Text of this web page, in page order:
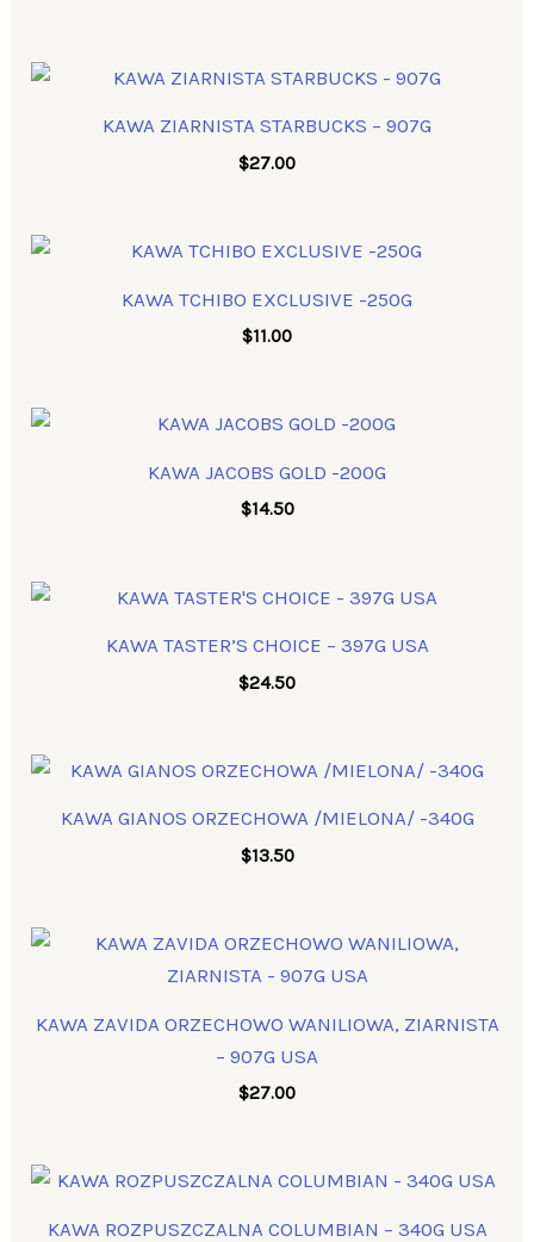
KAWA ZIARNISTA STARBUCKS – 907G
$27.00
KAWA TCHIBO EXCLUSIVE -250G
$11.00
KAWA JACOBS GOLD -200G
$14.50
KAWA TASTER’S CHOICE – 397G USA
$24.50
KAWA GIANOS ORZECHOWA /MIELONA/ -340G
$13.50
KAWA ZAVIDA ORZECHOWO WANILIOWA, ZIARNISTA
– 907G USA
$27.00
KAWA ROZPUSZCZALNA COLUMBIAN – 340G USA